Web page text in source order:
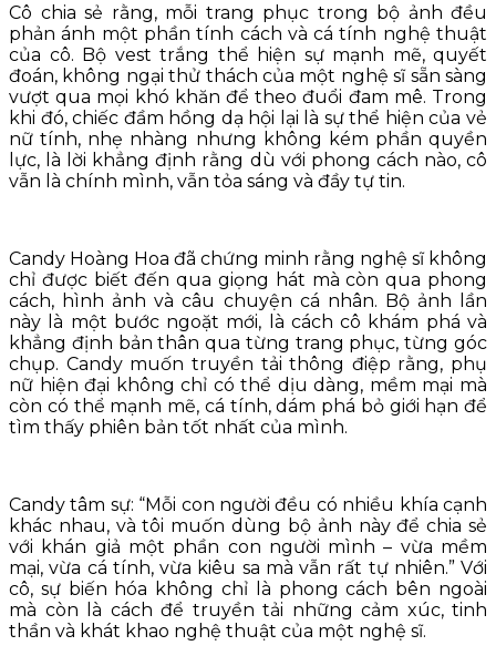
Cô chia sẻ rằng, mỗi trang phục trong bộ ảnh đều
phản ánh một phần tính cách và cá tính nghệ thuật
của cô. Bộ vest trắng thể hiện sự mạnh mẽ, quyết
đoán, không ngại thử thách của một nghệ sĩ sẵn sàng
vượt qua mọi khó khăn để theo đuổi đam mê. Trong
khi đó, chiếc đầm hồng dạ hội lại là sự thể hiện của vẻ
nữ tính, nhẹ nhàng nhưng không kém phần quyền
lực, là lời khẳng định rằng dù với phong cách nào, cô
vẫn là chính mình, vẫn tỏa sáng và đầy tự tin.
Candy Hoàng Hoa đã chứng minh rằng nghệ sĩ không
chỉ được biết đến qua giọng hát mà còn qua phong
cách, hình ảnh và câu chuyện cá nhân. Bộ ảnh lần
này là một bước ngoặt mới, là cách cô khám phá và
khẳng định bản thân qua từng trang phục, từng góc
chụp. Candy muốn truyền tải thông điệp rằng, phụ
nữ hiện đại không chỉ có thể dịu dàng, mềm mại mà
còn có thể mạnh mẽ, cá tính, dám phá bỏ giới hạn để
tìm thấy phiên bản tốt nhất của mình.
Candy tâm sự: “Mỗi con người đều có nhiều khía cạnh
khác nhau, và tôi muốn dùng bộ ảnh này để chia sẻ
với khán giả một phần con người mình – vừa mềm
mại, vừa cá tính, vừa kiêu sa mà vẫn rất tự nhiên.” Với
cô, sự biến hóa không chỉ là phong cách bên ngoài
mà còn là cách để truyền tải những cảm xúc, tinh
thần và khát khao nghệ thuật của một nghệ sĩ.